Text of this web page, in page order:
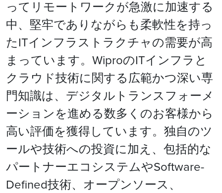
ってリモートワークが急激に加速する
中、堅牢でありながらも柔軟性を持っ
たITインフラストラクチャの需要が高
まっています。WiproのITインフラと
クラウド技術に関する広範かつ深い専
門知識は、デジタルトランスフォーメ
ーションを進める数多くのお客様から
高い評価を獲得しています。独自のツ
ールや技術への投資に加え、包括的な
パートナーエコシステムやSoftware-
Defined技術、オープンソース、